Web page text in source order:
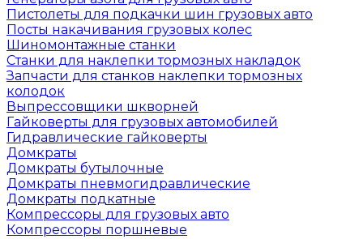
Пистолеты для подкачки шин грузовых авто
Посты накачивания грузовых колес
Шиномонтажные станки
Станки для наклепки тормозных накладок
Запчасти для станков наклепки тормозных
колодок
Выпрессовщики шкворней
Гайковерты для грузовых автомобилей
Гидравлические гайковерты
Домкраты
Домкраты бутылочные
Домкраты пневмогидравлические
Домкраты подкатные
Компрессоры для грузовых авто
Компрессоры поршневые